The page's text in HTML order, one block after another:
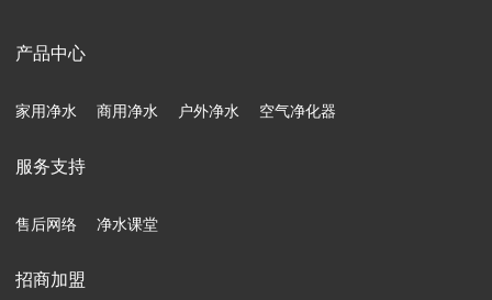
产品中心
家用净水 商用净水 户外净水 空气净化器
服务支持
售后网络 净水课堂
招商加盟